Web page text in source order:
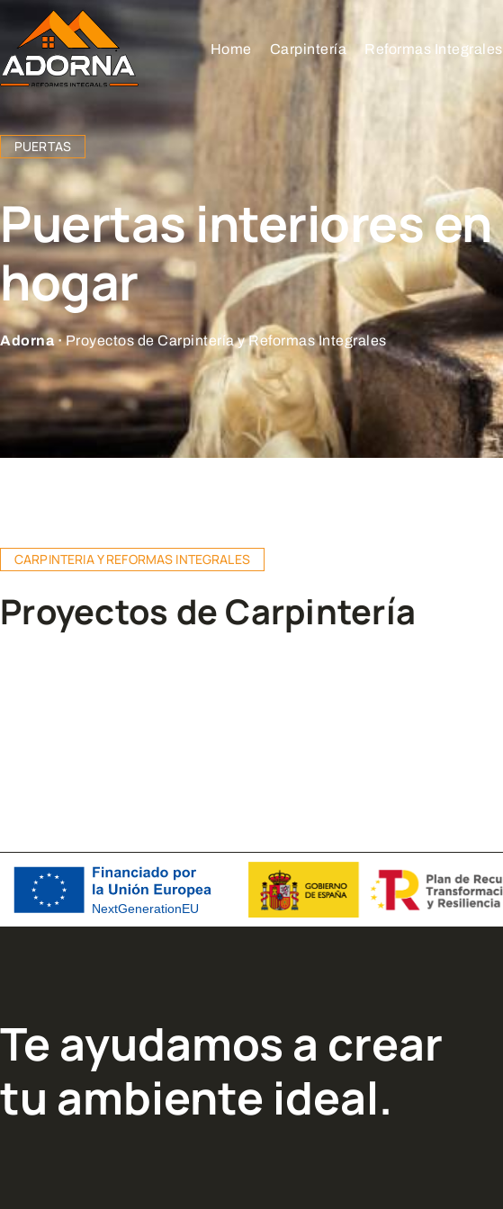
Home Carpintería Reformas Integrales
PUERTAS
Puertas interiores en
hogar
Adorna ·Proyectos de Carpintería y Reformas Integrales
CARPINTERIA Y REFORMAS INTEGRALES
Proyectos de Carpintería
Te ayudamos a crear
tu ambiente ideal.